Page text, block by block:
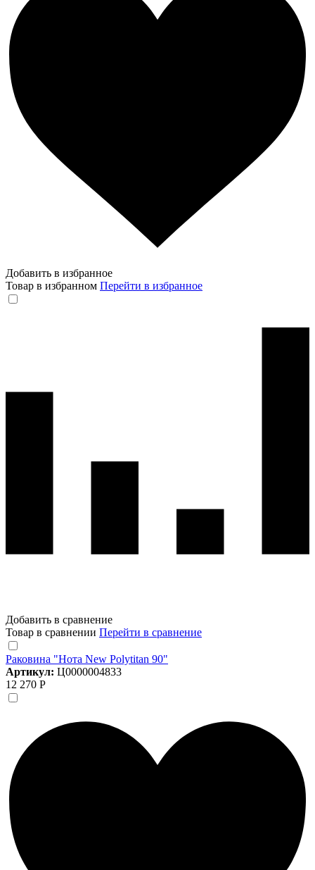
Добавить в избранное
Товар в избранном Перейти в избранное
Добавить в сравнение
Товар в сравнении Перейти в сравнение
Раковина "Нота New Polytitan 90"
Артикул: Ц0000004833
12 270 Р